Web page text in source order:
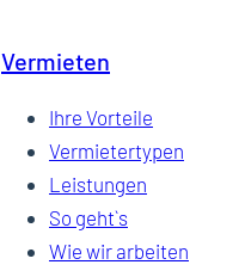
Vermieten
Ihre Vorteile
Vermietertypen
Leistungen
So geht`s
Wie wir arbeiten